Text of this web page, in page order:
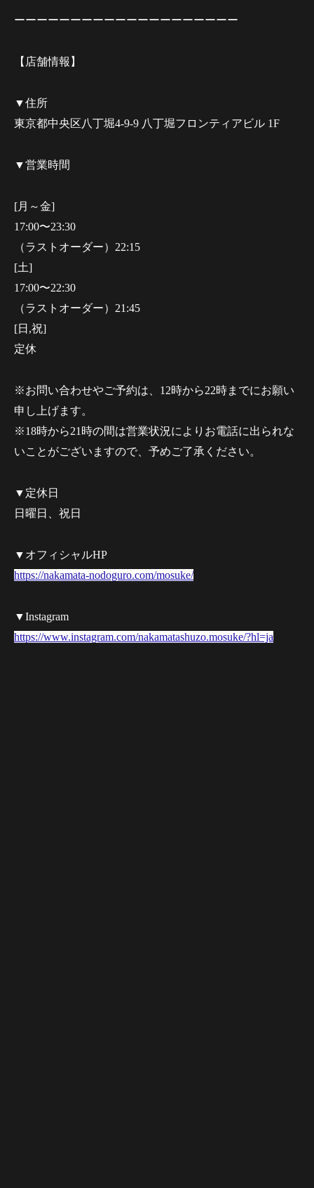
ーーーーーーーーーーーーーーーーーーーー
【店舗情報】
▼住所
東京都中央区八丁堀4-9-9 八丁堀フロンティアビル 1F
▼営業時間
[月～金]
17:00〜23:30
（ラストオーダー）22:15
[土]
17:00〜22:30
（ラストオーダー）21:45
[日,祝]
定休
※お問い合わせやご予約は、12時から22時までにお願い
申し上げます。
※18時から21時の間は営業状況によりお電話に出られな
いことがございますので、予めご了承ください。
▼定休日
日曜日、祝日
▼オフィシャルHP
https://nakamata-nodoguro.com/mosuke/
▼Instagram
https://www.instagram.com/nakamatashuzo.mosuke/?hl=ja